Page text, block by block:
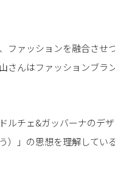
ファッションを融合させ
さんはファッションブラ
チェ&ガッバーナのデ
）」の思想を理解してい